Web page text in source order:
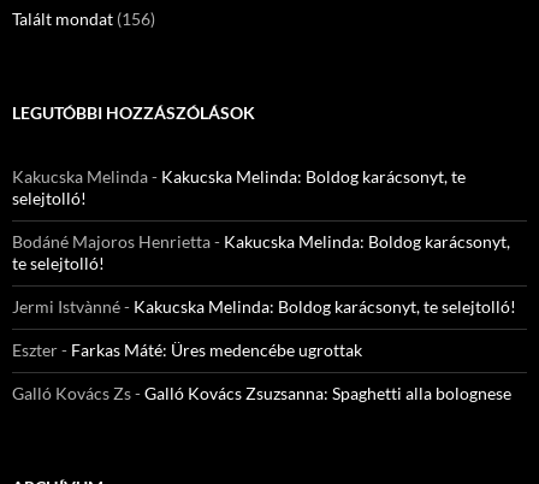
Talált mondat (156)
LEGUTÓBBI HOZZÁSZÓLÁSOK
Kakucska Melinda- Kakucska Melinda: Boldog karácsonyt, te
selejtolló!
Bodáné Majoros Henrietta- Kakucska Melinda: Boldog karácsonyt,
te selejtolló!
Jermi Istvànné- Kakucska Melinda: Boldog karácsonyt, te selejtolló!
Eszter- Farkas Máté: Üres medencébe ugrottak
Galló Kovács Zs-Galló Kovács Zsuzsanna: Spaghetti alla bolognese